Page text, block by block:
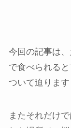
今回の記事は
で食べられる
ついて迫ります
またそれだけ